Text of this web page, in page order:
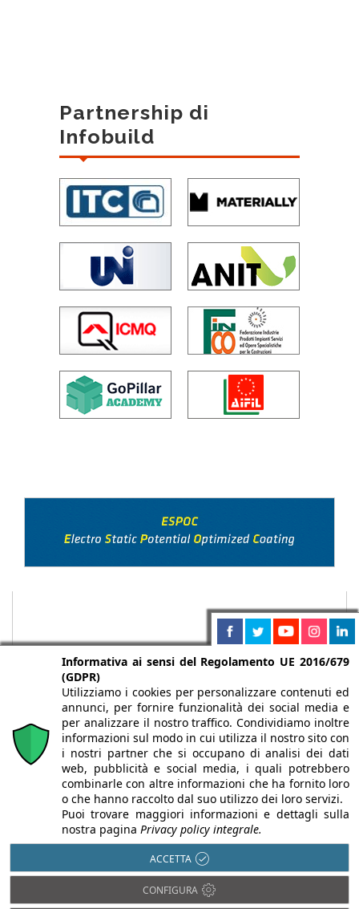
Partnership di
Infobuild
Chi siamo Autori Per la tua pubblicità
Iscriviti alla
newsletter
Infobuild è testata registrata presso il Tribunale di Milano al n° 63
dell’8/3/2013 - ISSN 2282-2267
Informativa ai sensi del Regolamento UE 2016/679
(GDPR)
Utilizziamo i cookies per personalizzare contenuti ed
annunci, per fornire funzionalità dei social media e
per analizzare il nostro traffico. Condividiamo inoltre
informazioni sul modo in cui utilizza il nostro sito con
i nostri partner che si occupano di analisi dei dati
web, pubblicità e social media, i quali potrebbero
combinarle con altre informazioni che ha fornito loro
o che hanno raccolto dal suo utilizzo dei loro servizi.
Puoi trovare maggiori informazioni e dettagli sulla
nostra pagina Privacy policy integrale.
ACCETTA
CONFIGURA